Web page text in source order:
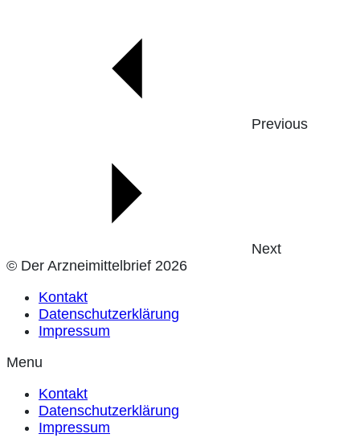
Previous
Next
© Der Arzneimittelbrief 2026
Kontakt
Datenschutzerklärung
Impressum
Menu
Kontakt
Datenschutzerklärung
Impressum